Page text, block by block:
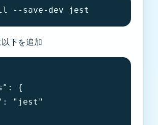
--save-dev jest
下を追加
{
"jest"